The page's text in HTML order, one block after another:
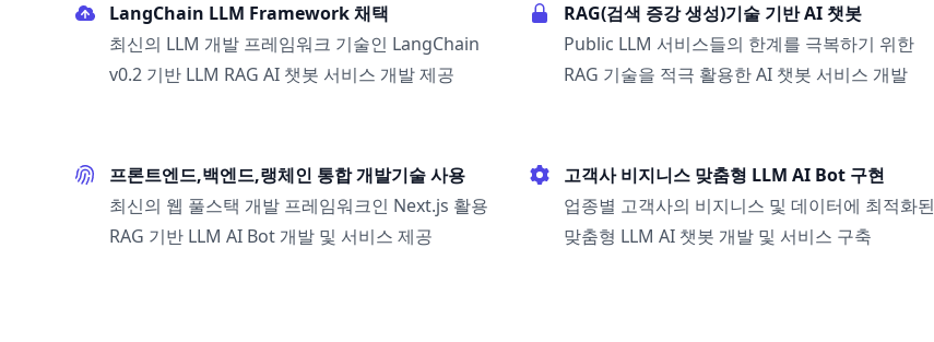
LangChain LLM Framework 채택
최신의 LLM 개발 프레임워크 기술인 LangChain
v0.2 기반 LLM RAG AI 챗봇 서비스 개발 제공
RAG(검색 증강 생성)기술 기반 AI 챗봇
Public LLM 서비스들의 한계를 극복하기 위한
RAG 기술을 적극 활용한 AI 챗봇 서비스 개발
프론트엔드,백엔드,랭체인 통합 개발기술 사용
최신의 웹 풀스택 개발 프레임워크인 Next.js 활용
RAG 기반 LLM AI Bot 개발 및 서비스 제공
고객사 비지니스 맞춤형 LLM AI Bot 구현
업종별 고객사의 비지니스 및 데이터에 최적화된
맞춤형 LLM AI 챗봇 개발 및 서비스 구축